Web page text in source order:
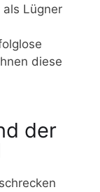
Lügner
diese
der